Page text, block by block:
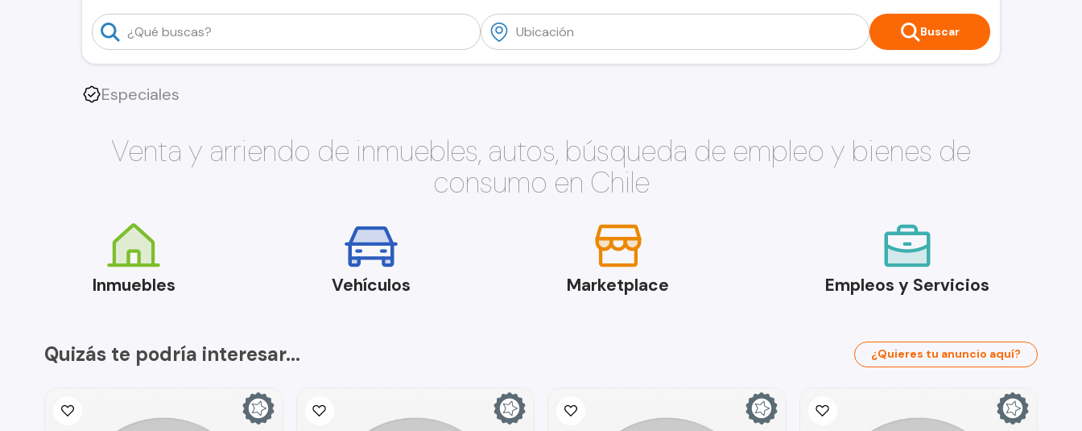
Buscar
Especiales
Venta y arriendo de inmuebles, autos, búsqueda de empleo y bienes de
consumo en Chile
Inmuebles Vehículos Marketplace Empleos y Servicios
Quizás te podría interesar... ¿Quieres tu anuncio aquí?